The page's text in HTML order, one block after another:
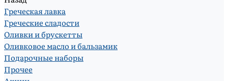
Греческая лавка
Греческие сладости
Оливки и брускетты
Оливковое масло и бальзамик
Подарочные наборы
Прочее